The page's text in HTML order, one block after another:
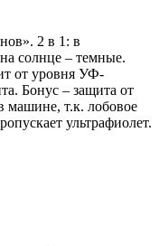
2 в 1: в
солнце – темные.
от уровня УФ-
Бонус – защита от
машине, т.к. лобовое
ультрафиолет.